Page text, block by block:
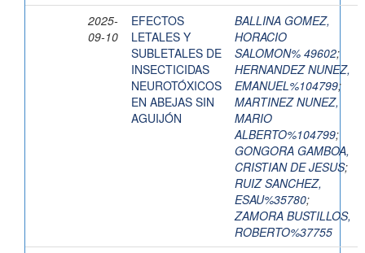
2025-
09-10
EFECTOS
LETALES Y
SUBLETALES DE
INSECTICIDAS
NEUROTÓXICOS
EN ABEJAS SIN
AGUIJÓN
BALLINA GOMEZ,
HORACIO
SALOMON% 49602;
HERNANDEZ NUNEZ,
EMANUEL%104799;
MARTINEZ NUNEZ,
MARIO
ALBERTO%104799;
GONGORA GAMBOA,
CRISTIAN DE JESUS;
RUIZ SANCHEZ,
ESAU%35780;
ZAMORA BUSTILLOS,
ROBERTO%37755